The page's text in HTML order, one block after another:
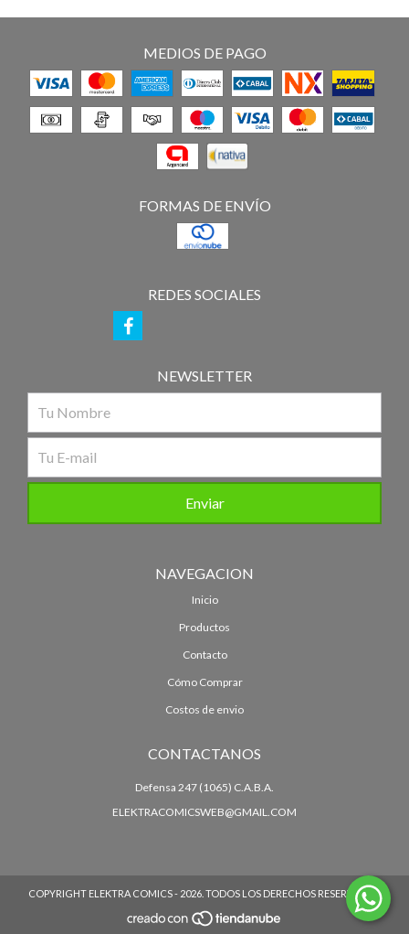
MEDIOS DE PAGO
FORMAS DE ENVÍO
REDES SOCIALES
NEWSLETTER
NAVEGACION
Inicio
Productos
Contacto
Cómo Comprar
Costos de envio
CONTACTANOS
Defensa 247 (1065) C.A.B.A.
ELEKTRACOMICSWEB@GMAIL.COM
COPYRIGHT ELEKTRA COMICS - 2026. TODOS LOS DERECHOS RESERVADOS.